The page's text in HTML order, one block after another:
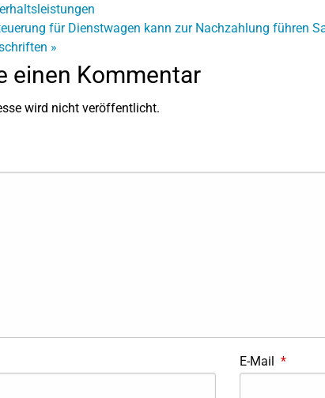
für Dienstwagen kann zur Nachzahlung führen
»
einen Kommentar
wird nicht veröffentlicht.
E-Mail *